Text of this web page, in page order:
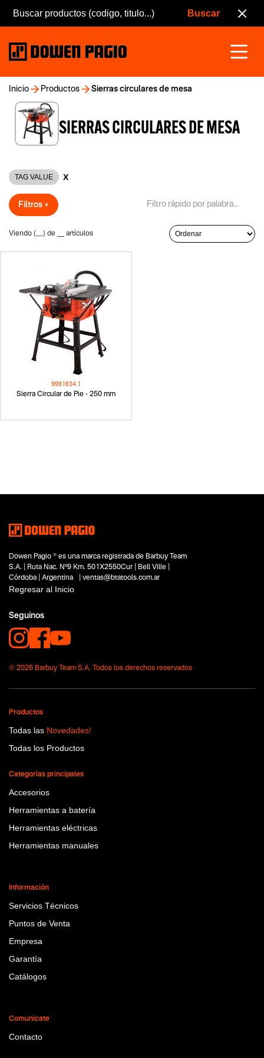
Inicio Productos Sierras circulares de mesa
SIERRAS CIRCULARES DE MESA
TAG VALUE X
Filtros +
Viendo ( ) de artículos
Sierra Circular de Pie - 250 mm
9991634.1
Dowen Pagio ® es una marca registrada de Barbuy Team
S.A. | Ruta Nac. Nº9 Km. 501X2550Cur | Bell Ville |
Córdoba | Argentina | ventas@btatools.com.ar
Regresar al Inicio
Seguinos
© 2026 Barbuy Team S.A. Todos los derechos reservados
Productos
Todas las Novedades!
Todas los Productos
Categorías principales
Accesorios
Herramientas a batería
Herramientas eléctricas
Herramientas manuales
Información
Servicios Técnicos
Puntos de Venta
Empresa
Garantía
Catálogos
Comunicate
Contacto